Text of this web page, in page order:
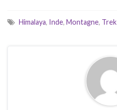
Himalaya, Inde, Montagne, Trek